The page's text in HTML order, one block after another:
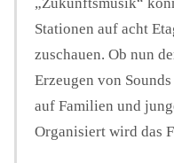
„Zukunftsmusik“
Stationen auf acht
zuschauen. Ob nun
Erzeugen von
auf Familien und
Organisiert wird das